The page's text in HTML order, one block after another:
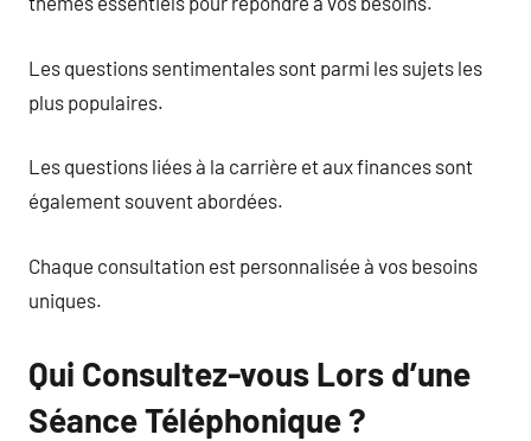
Les questions sentimentales sont parmi les sujets les
plus populaires.
Les questions liées à la carrière et aux finances sont
également souvent abordées.
Chaque consultation est personnalisée à vos besoins
uniques.
Qui Consultez-vous Lors d’une
Séance Téléphonique ?